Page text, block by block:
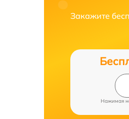
Закажите
Нажимая